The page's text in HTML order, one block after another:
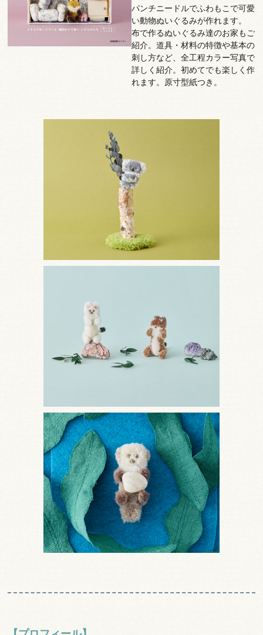
パンチニードルでふわもこで可愛
い動物ぬいぐるみが作れます。
布で作るぬいぐるみ達のお家もご
紹介。道具・材料の特徴や基本の
刺し方など、全工程カラー写真で
詳しく紹介。初めてでも楽しく作
れます。原寸型紙つき。